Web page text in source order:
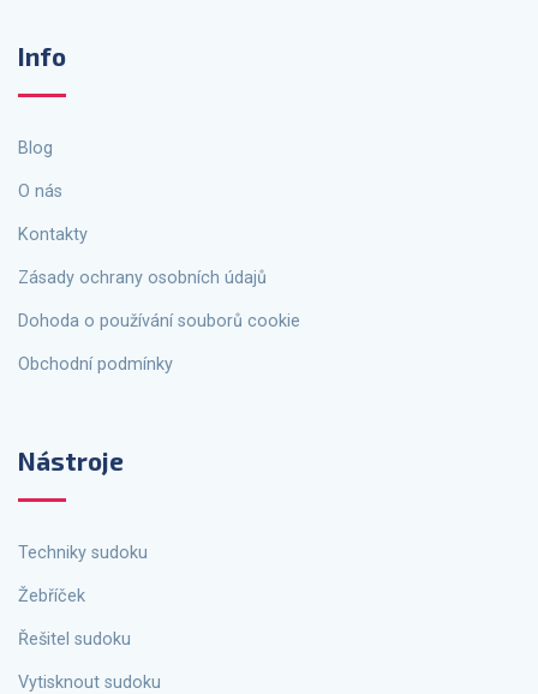
Info
Blog
O nás
Kontakty
Zásady ochrany osobních údajů
Dohoda o používání souborů cookie
Obchodní podmínky
Nástroje
Techniky sudoku
Žebříček
Řešitel sudoku
Vytisknout sudoku